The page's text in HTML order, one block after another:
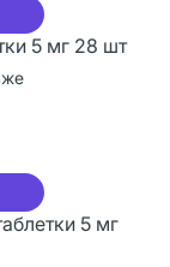
5 мг 28 шт
5 мг